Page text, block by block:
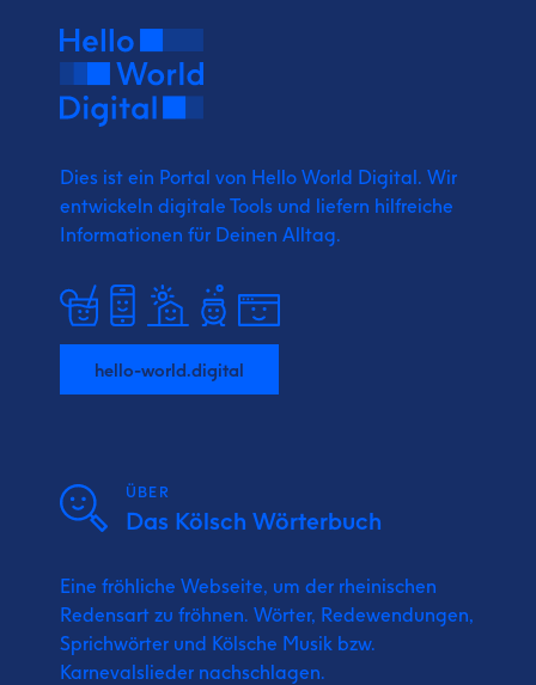
Dies ist ein Portal von Hello World Digital. Wir
entwickeln digitale Tools und liefern hilfreiche
Informationen für Deinen Alltag.
hello-world.digital
ÜBER
Das Kölsch Wörterbuch
Eine fröhliche Webseite, um der rheinischen
Redensart zu fröhnen. Wörter, Redewendungen,
Sprichwörter und Kölsche Musik bzw.
Karnevalslieder nachschlagen.